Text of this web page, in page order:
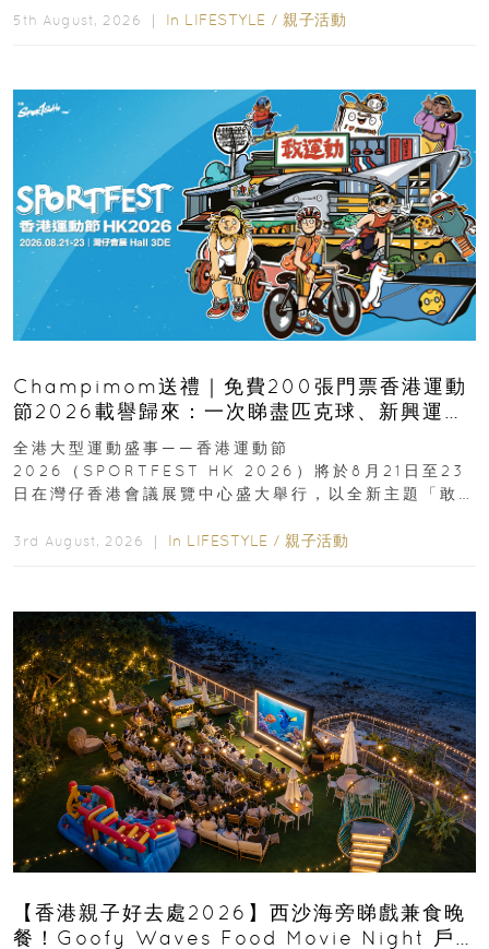
5th August, 2026 ｜ In LIFESTYLE / 親子活動
Champimom送禮｜免費200張門票香港運動
節2026載譽歸來：一次睇盡匹克球、新興運
動、街舞比賽＋逾百運動品牌展覽
全港大型運動盛事——香港運動節
2026（SPORTFEST HK 2026）將於8月21日至23
日在灣仔香港會議展覽中心盛大舉行，以全新主題「敢
3rd August, 2026 ｜ In LIFESTYLE / 親子活動
【香港親子好去處2026】西沙海旁睇戲兼食晚
餐！Goofy Waves Food Movie Night 戶